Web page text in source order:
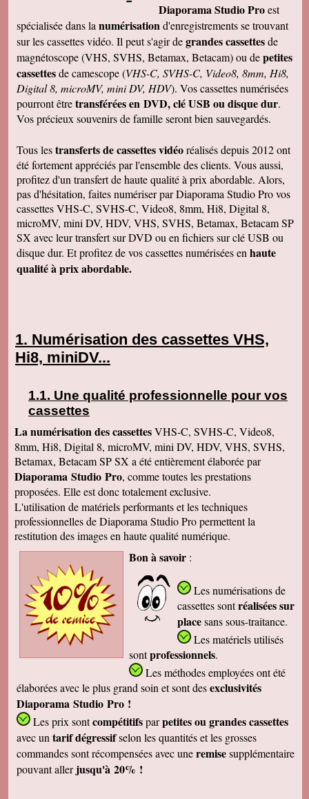
Diaporama Studio Proest
spécialisée dans la numérisationd'enregistrements se trouvant
sur les cassettes vidéo. Il peut s'agir degrandes cassettesde
magnétoscope (VHS, SVHS, Betamax, Betacam) ou depetites
cassettesde camescope (VHS-C, SVHS-C, Video8, 8mm, Hi8,
Digital 8, microMV, mini DV, HDV). Vos cassettes numérisées
pourront êtretransférées en DVD, clé USB ou disque dur.
Vos précieux souvenirs de famille seront bien sauvegardés.
Tous lestransferts de cassettes vidéoréalisés depuis 2012 ont
été fortement appréciés par l'ensemble des clients. Vous aussi,
profitez d'un transfert de haute qualité à prix abordable. Alors,
pas d'hésitation, faites numériser par Diaporama Studio Pro vos
cassettes VHS-C, SVHS-C, Video8, 8mm, Hi8, Digital 8,
microMV, mini DV, HDV, VHS, SVHS, Betamax, Betacam SP
SX avec leur transfert sur DVD ou en fichiers sur clé USB ou
disque dur. Et profitez de vos cassettes numérisées en haute
qualité à prix abordable.
Numérisation des cassettes VHS,
Hi8, miniDV...
Une qualité professionnelle pour vos
cassettes
La numérisation des cassettesVHS-C, SVHS-C, Video8,
8mm, Hi8, Digital 8, microMV, mini DV, HDV, VHS, SVHS,
Betamax, Betacam SP SX a été entièrement élaborée par
Diaporama Studio Pro, comme toutes les prestations
proposées. Elle est donc totalement exclusive.
L'utilisation de matériels performants et les techniques
professionnelles de Diaporama Studio Pro permettent la
restitution des images en haute qualité numérique.
Bon à savoir :
Les numérisations de
cassettessontréalisées sur
placesans sous-traitance.
Les matériels utilisés
sontprofessionnels.
Les méthodes employéesont été
élaborées avec le plus grand soin et sont desexclusivités
Diaporama Studio Pro !
Les prix sontcompétitifsparpetitesou grandes cassettes
avec un tarif dégressifselon les quantités et les grosses
commandes sont récompensées avec uneremisesupplémentaire
pouvant allerjusqu'à 20% !